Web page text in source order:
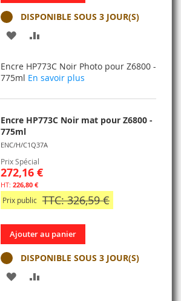
DISPONIBLE SOUS 3 JOUR(S)
AJOUTER
MA
LISTE
D’ENVIE
COMPARATEUR
Encre HP773C Noir Photo pour Z6800 -
775ml En savoir plus
Encre HP773C Noir mat pour Z6800 -
775ml
ENC/H/C1Q37A
Prix Spécial
272,16 €
226,80 €
Prix public TTC: 326,59 €
Ajouter au panier
DISPONIBLE SOUS 3 JOUR(S)
AJOUTER